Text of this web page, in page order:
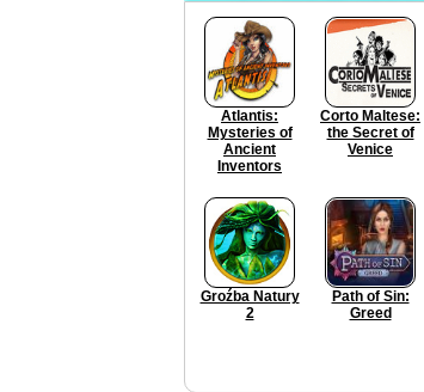
Atlantis:
Mysteries of
Ancient
Inventors
Corto Maltese:
the Secret of
Venice
Groźba Natury
2
Path of Sin:
Greed